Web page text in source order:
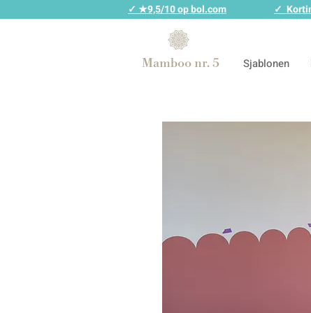
✓ ★9,5/10 op bol.com ✓
Mamboo nr. 5 Sjablonen